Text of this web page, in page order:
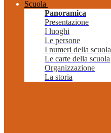
Scuola
Panoramica
Presentazione
I luoghi
Le persone
I numeri della scuola
Le carte della scuola
Organizzazione
La storia